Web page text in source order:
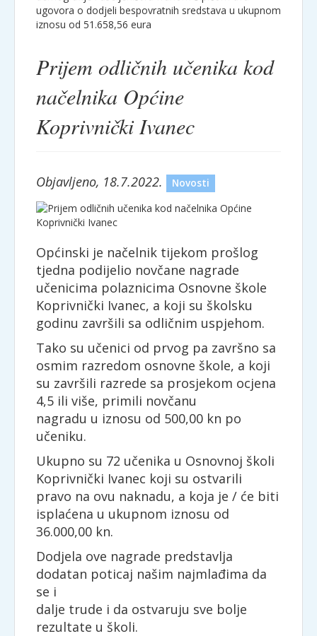
ugovora o dodjeli bespovratnih sredstava u ukupnom
iznosu od 51.658,56 eura
Prijem odličnih učenika kod
načelnika Općine
Koprivnički Ivanec
Objavljeno, 18.7.2022. Novosti
Općinski je načelnik tijekom prošlog
tjedna podijelio novčane nagrade
učenicima polaznicima Osnovne škole
Koprivnički Ivanec, a koji su školsku
godinu završili sa odličnim uspjehom.
Tako su učenici od prvog pa završno sa
osmim razredom osnovne škole, a koji
su završili razrede sa prosjekom ocjena
4,5 ili više, primili novčanu
nagradu u iznosu od 500,00 kn po
učeniku.
Ukupno su 72 učenika u Osnovnoj školi
Koprivnički Ivanec koji su ostvarili
pravo na ovu naknadu, a koja je / će biti
isplaćena u ukupnom iznosu od
36.000,00 kn.
Dodjela ove nagrade predstavlja
dodatan poticaj našim najmlađima da
se i
dalje trude i da ostvaruju sve bolje
rezultate u školi.